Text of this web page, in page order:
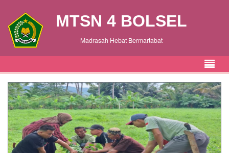
MTSN 4 BOLSEL
Madrasah Hebat Bermartabat